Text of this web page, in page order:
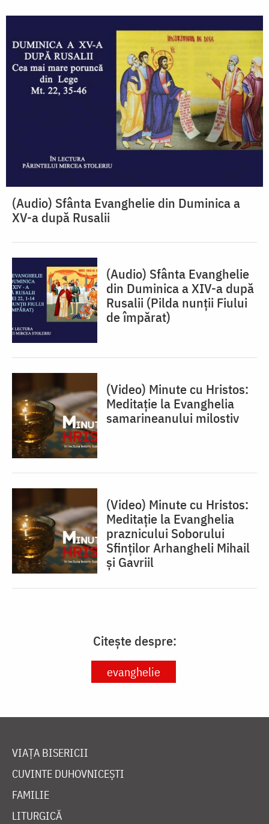
(Audio) Sfânta Evanghelie din Duminica a
XV-a după Rusalii
(Audio) Sfânta Evanghelie
din Duminica a XIV-a după
Rusalii (Pilda nunții Fiului
de împărat)
(Video) Minute cu Hristos:
Meditație la Evanghelia
samarineanului milostiv
(Video) Minute cu Hristos:
Meditație la Evanghelia
praznicului Soborului
Sfinților Arhangheli Mihail
și Gavriil
Citește despre:
evanghelie
VIAȚA BISERICII
CUVINTE DUHOVNICEȘTI
FAMILIE
LITURGICĂ